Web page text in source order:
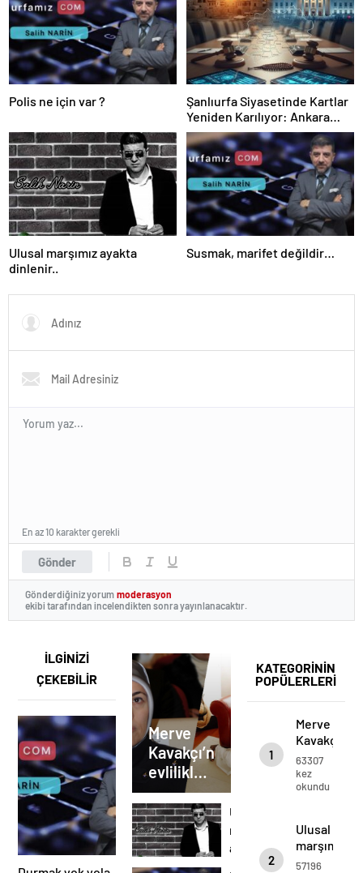
Polis ne için var ?
Şanlıurfa Siyasetinde Kartlar
Yeniden Karılıyor: Ankara
Kulislere Ne Mesaj Gönderdi?
Ulusal marşımız ayakta
dinlenir..
Susmak, marifet değildir…
Gönder
En az 10 karakter gerekli
Gönderdiğiniz yorum moderasyon
ekibi tarafından incelendikten sonra yayınlanacaktır.
KATEGORİNİN
POPÜLERLERİ
1
Merve
Kavakçı’nın
evlilikleri
eşi
kimdir?
kimin
kızı
işte
63307
kez
okundu
2
Ulusal
marşımız
ayakta
57196
İLGİNİZİ
ÇEKEBİLİR
Merve
Kavakçı’nın
evlilikleri
eşi
kimdir?
Mariam
Kavakçı
kimin kızı
Ulusal
marşımız
ayakta
dinlenir..